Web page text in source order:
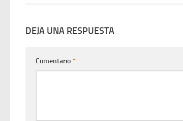
DEJA UNA RESPUESTA
Comentario*